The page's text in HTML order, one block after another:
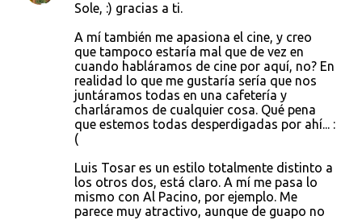
Sole, :) gracias a ti.
A mí también me apasiona el cine, y creo
que tampoco estaría mal que de vez en
cuando habláramos de cine por aquí, no? En
realidad lo que me gustaría sería que nos
juntáramos todas en una cafetería y
charláramos de cualquier cosa. Qué pena
que estemos todas desperdigadas por ahí... :
(
Luis Tosar es un estilo totalmente distinto a
los otros dos, está claro. A mí me pasa lo
mismo con Al Pacino, por ejemplo. Me
parece muy atractivo, aunque de guapo no